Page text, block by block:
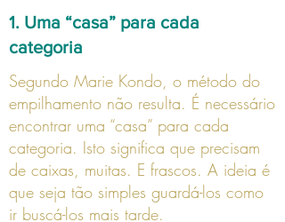
1. Uma “casa” para cada
categoria
Segundo Marie Kondo, o método do
empilhamento não resulta. É necessário
encontrar uma “casa” para cada
categoria. Isto significa que precisam
de caixas, muitas. E frascos. A ideia é
que seja tão simples guardá-los como
ir buscá-los mais tarde.